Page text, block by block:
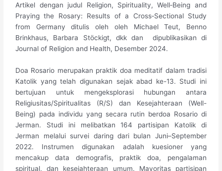
Artikel dengan judul Religion, Spirituality, Well‑Being and
Praying the Rosary: Results of a Cross‑Sectional Study
from Germany ditulis oleh oleh Michael Teut, Benno
Brinkhaus, Barbara Stöckigt, dkk dan dipublikasikan di
Journal of Religion and Health, Desember 2024.
Doa Rosario merupakan praktik doa meditatif dalam tradisi
Katolik yang telah digunakan sejak abad ke-13. Studi ini
bertujuan untuk mengeksplorasi hubungan antara
Religiusitas/Spiritualitas (R/S) dan Kesejahteraan (Well-
Being) pada individu yang secara rutin berdoa Rosario di
Jerman. Studi ini melibatkan 164 partisipan Katolik di
Jerman melalui survei daring dari bulan Juni–September
2022. Instrumen digunakan adalah kuesioner yang
mencakup data demografis, praktik doa, pengalaman
spiritual, dan kesejahteraan umum. Mayoritas partisipan